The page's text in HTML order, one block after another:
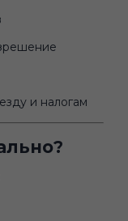
и налогам